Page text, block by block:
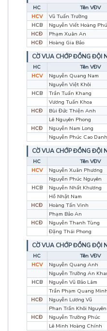
HC Tên VĐV
HCV
Vũ Tuấn Trường
HCB
Nguyễn Viết Hoàng
HCĐ
Phạm Xuân An
HCĐ
Hoàng Gia Bảo
CỜ VUA CHỚP ĐỒNG ĐỘI
HC Tên VĐV
HCV
Nguyễn Quang Nam
Nguyễn Việt Khôi
HCB
Trần Tuấn Khang
Vương Tuấn Khoa
HCĐ
Bùi Đức Thiện Anh
Lê Nguyên Phong
HCĐ
Nguyễn Nam Long
Nguyễn Phúc Cao Danh
CỜ VUA CHỚP ĐỒNG ĐỘI
HC Tên VĐV
HCV
Nguyễn Xuân Phương
Nguyễn Phúc Nguyên
HCB
Nguyễn Nhất Khương
Hồ Nhật Nam
HCĐ
Hoàng Tấn Vinh
Phạm Bảo An
HCĐ
Nguyễn Thanh Tùng
Đặng Thái Phong
CỜ VUA CHỚP ĐỒNG ĐỘI
HC Tên VĐV
HCV
Nguyễn Quang Anh
Nguyễn Trường An
HCB
Nguyễn Vũ Bảo Lâm
Trần Phạm Quang Minh
HCĐ
Nguyễn Lương Vũ
Phan Trần Khôi Nguyên
HCĐ
Nguyễn Trường Phúc
Lê Minh Hoàng Chính